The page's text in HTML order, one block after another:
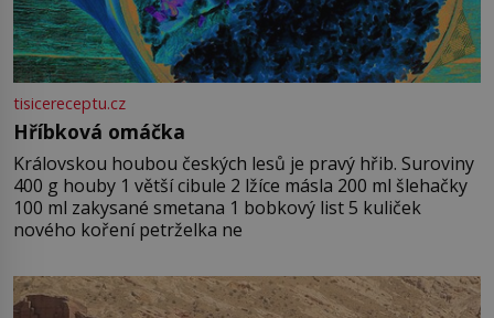
tisicereceptu.cz
Hříbková omáčka
Královskou houbou českých lesů je pravý hřib. Suroviny
400 g houby 1 větší cibule 2 lžíce másla 200 ml šlehačky
100 ml zakysané smetana 1 bobkový list 5 kuliček
nového koření petrželka ne